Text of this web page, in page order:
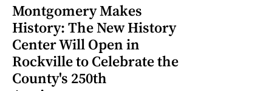
Montgomery Makes
History: The New History
Center Will Open in
Rockville to Celebrate the
County's 250th